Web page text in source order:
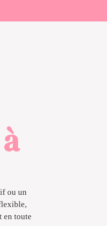
ou un
en toute